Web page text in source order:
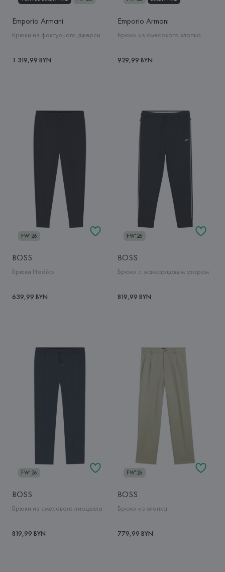
Emporio Armani
Брюки из фактурного джерси
1 319,99 BYN
Emporio Armani
Брюки из смесового хлопка
929,99 BYN
FW'26
BOSS
Брюки Hadiko
639,99 BYN
FW'26
BOSS
Брюки с жаккардовым узором
819,99 BYN
FW'26
BOSS
Брюки из смесового лиоцелла
819,99 BYN
FW'26
BOSS
Брюки из хлопка
779,99 BYN